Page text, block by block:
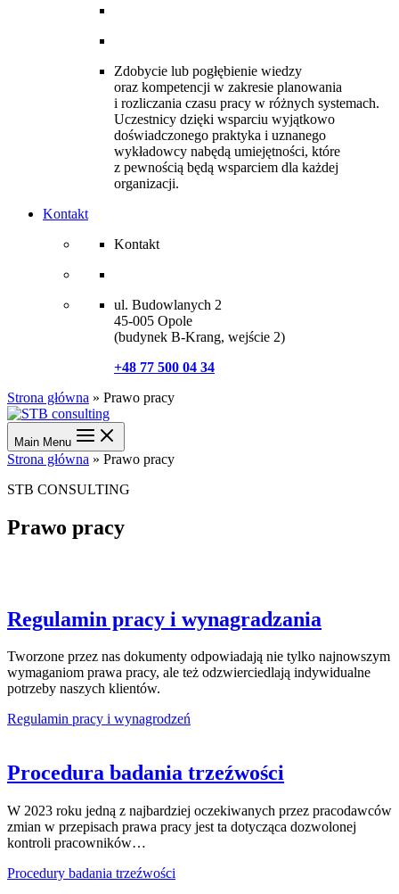
Zdobycie lub pogłębienie wiedzy
oraz kompetencji w zakresie planowania
i rozliczania czasu pracy w różnych systemach.
Uczestnicy dzięki wsparciu wyjątkowo
doświadczonego praktyka i uznanego
wykładowcy nabędą umiejętności, które
z pewnością będą wsparciem dla każdej
organizacji.
Kontakt
Kontakt
ul. Budowlanych 2
45-005 Opole
(budynek B-Krang, wejście 2)
+48 77 500 04 34
Strona główna » Prawo pracy
Main Menu
Strona główna » Prawo pracy
STB CONSULTING
Prawo pracy
Regulamin pracy i wynagradzania
Tworzone przez nas dokumenty odpowiadają nie tylko najnowszym
wymaganiom prawa pracy, ale też odzwierciedlają indywidualne
potrzeby naszych klientów.
Regulamin pracy i wynagrodzeń
Procedura badania trzeźwości
W 2023 roku jedną z najbardziej oczekiwanych przez pracodawców
zmian w przepisach prawa pracy jest ta dotycząca dozwolonej
kontroli pracowników…
Procedury badania trzeźwości